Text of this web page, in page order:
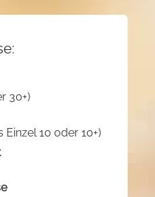
30+)
10 oder 10+)